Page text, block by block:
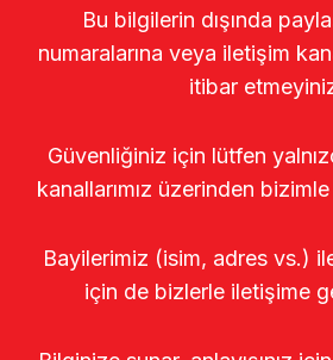
Bu bilgilerin dışında
numaralarına veya iletişim
itibar
Güvenliğiniz için lütfen
kanallarımız üzerinden
Bayilerimiz (isim, adres vs.)
için de bizlerle iletişime